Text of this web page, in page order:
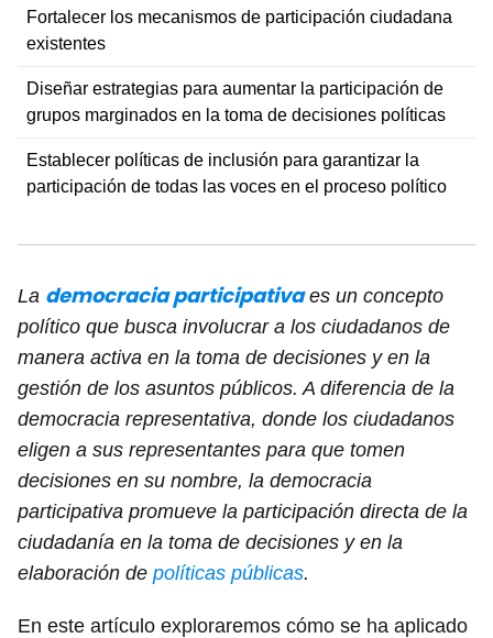
Fortalecer los mecanismos de participación ciudadana
existentes
Diseñar estrategias para aumentar la participación de
grupos marginados en la toma de decisiones políticas
Establecer políticas de inclusión para garantizar la
participación de todas las voces en el proceso político
La democracia participativaes un concepto
político que busca involucrar a los ciudadanos de
manera activa en la toma de decisiones y en la
gestión de los asuntos públicos. A diferencia de la
democracia representativa, donde los ciudadanos
eligen a sus representantes para que tomen
decisiones en su nombre, la democracia
participativa promueve la participación directa de la
ciudadanía en la toma de decisiones y en la
elaboración de políticas públicas.
En este artículo exploraremos cómo se ha aplicado